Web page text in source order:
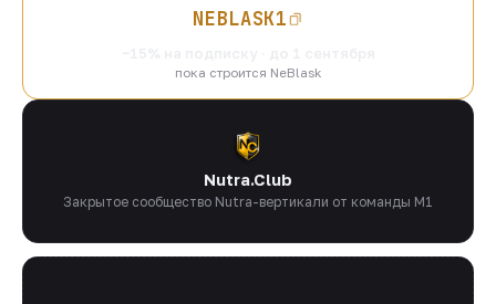
NEBLASK1
пока строится NeBlask
Nutra.Club
Закрытое сообщество Nutra-вертикали от команды M1